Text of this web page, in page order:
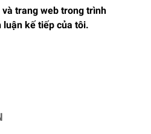
trang web trong trình
luận kế tiếp của tôi.